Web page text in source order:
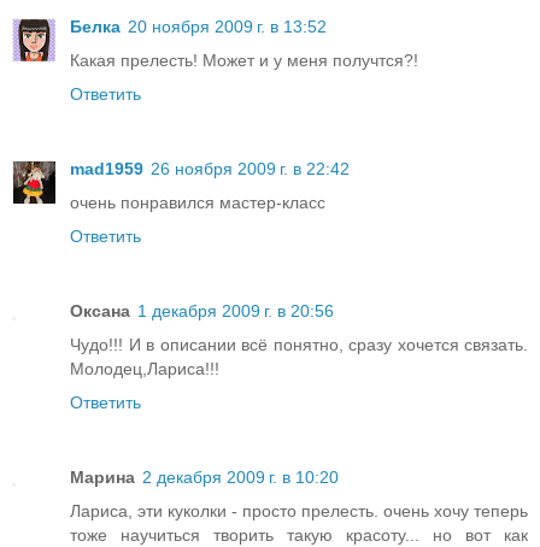
Белка 20 ноября 2009 г. в 13:52
Какая прелесть! Может и у меня получтся?!
Ответить
mad1959 26 ноября 2009 г. в 22:42
очень понравился мастер-класс
Ответить
Оксана 1 декабря 2009 г. в 20:56
Чудо!!! И в описании всё понятно, сразу хочется связать.
Молодец,Лариса!!!
Ответить
Марина 2 декабря 2009 г. в 10:20
Лариса, эти куколки - просто прелесть. очень хочу теперь
тоже научиться творить такую красоту... но вот как